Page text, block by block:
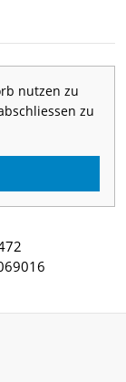
nutzen zu
zu